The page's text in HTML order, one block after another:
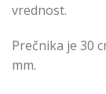
vrednost.
Prečnika je 30
mm.